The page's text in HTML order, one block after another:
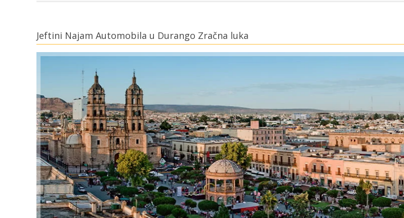
Jeftini Najam Automobila u Durango Zračna luka